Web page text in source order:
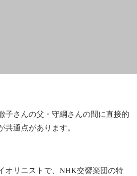
子さんの父・守綱さんの間に直接的
通点があります。
オリニストで、NHK交響楽団の特